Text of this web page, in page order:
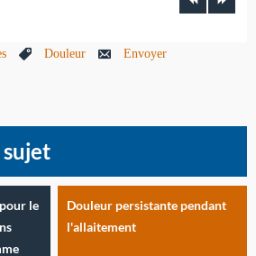
Douleur Envoyer
sujet
le
Douleur persistante pendant
l'allaitement